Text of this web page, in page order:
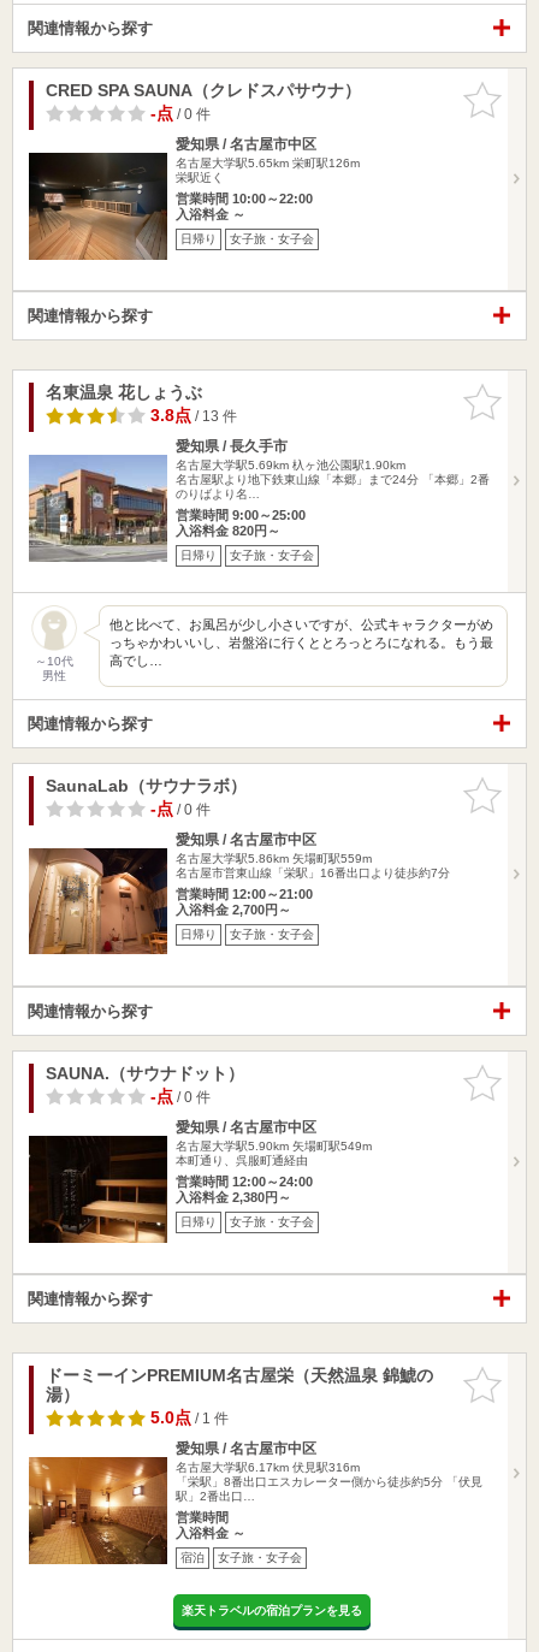
関連情報から探す
お気に入
りに追加
CRED SPA SAUNA（クレドスパサウナ）
-点/ 0 件
愛知県 / 名古屋市中区
名古屋大学駅5.65km 栄町駅126m
栄駅近く
営業時間 10:00～22:00
入浴料金 ～
日帰り 女子旅・女子会
関連情報から探す
お気に入
りに追加
名東温泉 花しょうぶ
3.8点/ 13 件
愛知県 / 長久手市
名古屋大学駅5.69km 杁ヶ池公園駅1.90km
名古屋駅より地下鉄東山線「本郷」まで24分 「本郷」2番
のりばより名…
営業時間 9:00～25:00
入浴料金 820円～
日帰り 女子旅・女子会
～10代
男性
他と比べて、お風呂が少し小さいですが、公式キャラクターがめ
っちゃかわいいし、岩盤浴に行くととろっとろになれる。もう最
高でし…
関連情報から探す
お気に入
りに追加
SaunaLab（サウナラボ）
-点/ 0 件
愛知県 / 名古屋市中区
名古屋大学駅5.86km 矢場町駅559m
名古屋市営東山線「栄駅」16番出口より徒歩約7分
営業時間 12:00～21:00
入浴料金 2,700円～
日帰り 女子旅・女子会
関連情報から探す
お気に入
りに追加
SAUNA.（サウナドット）
-点/ 0 件
愛知県 / 名古屋市中区
名古屋大学駅5.90km 矢場町駅549m
本町通り、呉服町通経由
営業時間 12:00～24:00
入浴料金 2,380円～
日帰り 女子旅・女子会
関連情報から探す
お気に入
りに追加
ドーミーインPREMIUM名古屋栄（天然温泉 錦鯱の
湯）
5.0点/ 1 件
愛知県 / 名古屋市中区
名古屋大学駅6.17km 伏見駅316m
「栄駅」8番出口エスカレーター側から徒歩約5分 「伏見
駅」2番出口…
営業時間
入浴料金 ～
宿泊 女子旅・女子会
楽天トラベルの宿泊プランを見る